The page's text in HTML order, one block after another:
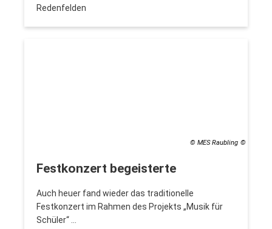
Redenfelden
© MES Raubling
Festkonzert begeisterte
Auch heuer fand wieder das traditionelle
Festkonzert im Rahmen des Projekts „Musik für
Schüler“ …